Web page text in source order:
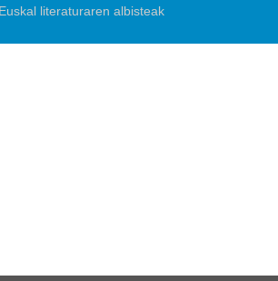
Euskal literaturaren albisteak